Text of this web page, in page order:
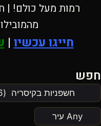
רמות מעל כולם! |
חייגו עכשיו |
חפש